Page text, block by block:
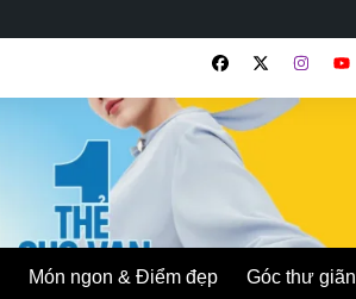
Món ngon & Điểm đẹp Góc thư giãn